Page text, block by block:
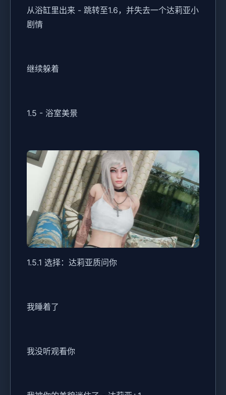
从浴缸里出来 - 跳转至1.6，并失去一个达莉亚小
剧情
继续躲着
1.5 - 浴室美景
1.5.1 选择：达莉亚质问你
我睡着了
我没听观看你